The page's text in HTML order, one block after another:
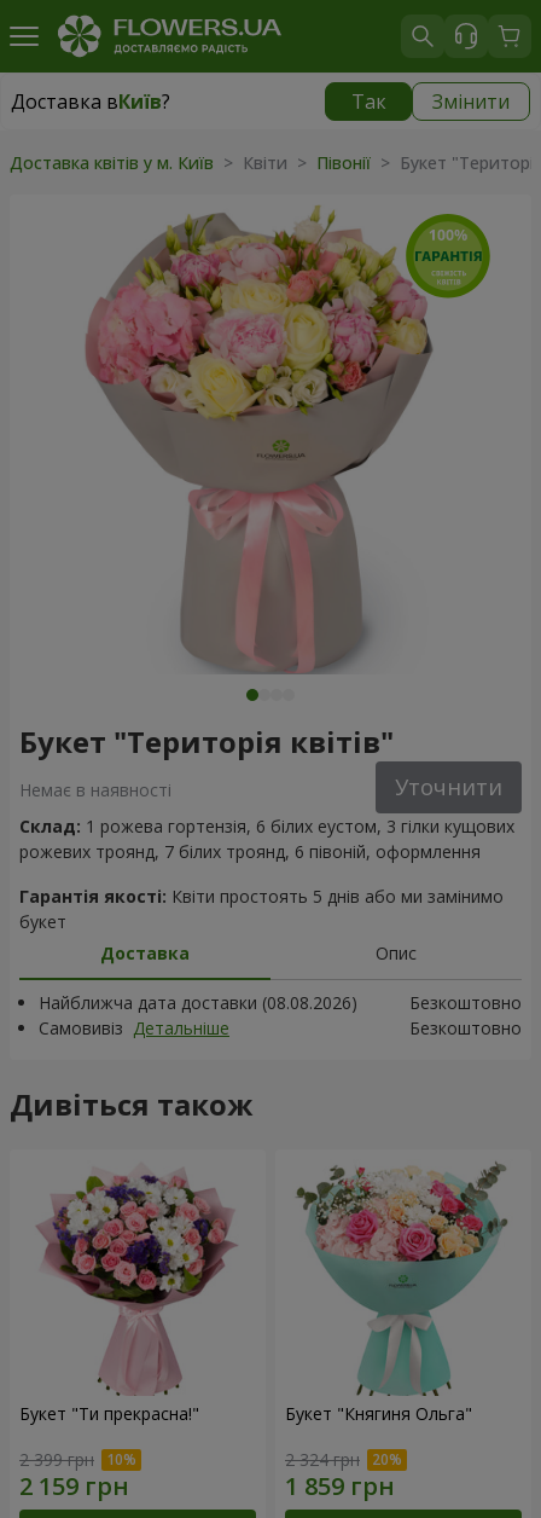
Доставка вКиїв? Так Змінити
Доставка вКиїв
Доставка квітів у м. Київ > Квіти > Півонії > Букет "Територія
Букет "Територія квітів"
Немає в наявності Уточнити
Склад: 1 рожева гортензія, 6 білих еустом, 3 гілки кущових
рожевих троянд, 7 білих троянд, 6 півоній, оформлення
Гарантія якості: Квіти простоять 5 днів або ми замінимо
букет
Доставка
Опис
Найближча дата доставки (08.08.2026)
Безкоштовно
Самовивіз Детальніше Безкоштовно
Дивіться також
Букет "Ти прекрасна!"
2 399 грн
Букет "Княгиня Ольга"
2 324 грн